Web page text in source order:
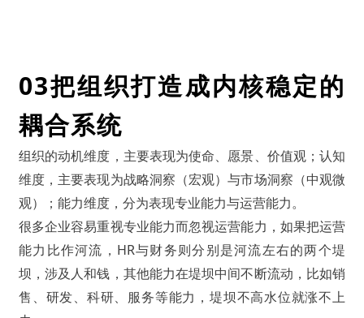
03把组织打造成内核稳定的
耦合系统
组织的动机维度，主要表现为使命、愿景、价值观；认知
维度，主要表现为战略洞察（宏观）与市场洞察（中观微
观）；能力维度，分为表现专业能力与运营能力。
很多企业容易重视专业能力而忽视运营能力，如果把运营
能力比作河流，HR与财务则分别是河流左右的两个堤
坝，涉及人和钱，其他能力在堤坝中间不断流动，比如销
售、研发、科研、服务等能力，堤坝不高水位就涨不上